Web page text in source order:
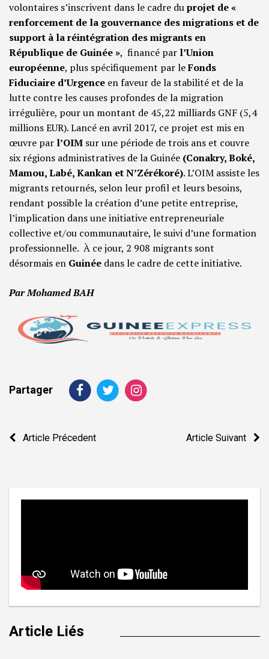
volontaires s’inscrivent dans le cadre duprojet de «
renforcement de la gouvernance des migrations et de
support à la réintégration des migrants en
République de Guinée », financé par l’Union
européenne, plus spécifiquement par leFonds
Fiduciaire d’Urgence en faveur de la stabilité et de la
lutte contre les causes profondes de la migration
irrégulière, pour un montant de 45,22 milliards GNF (5,4
millions EUR). Lancé en avril 2017, ce projet est mis en
œuvre par l’OIM sur une période de trois ans et couvre
six régions administratives de la Guinée (Conakry, Boké,
Mamou, Labé, Kankan et N’Zérékoré). L’OIM assiste les
migrants retournés, selon leur profil et leurs besoins,
rendant possible la création d’une petite entreprise,
l’implication dans une initiative entrepreneuriale
collective et/ou communautaire, le suivi d’une formation
professionnelle. À ce jour, 2 908 migrants sont
désormais en Guinée dans le cadre de cette initiative.
Par Mohamed BAH
Partager
Navigation
Article Précedent Article Suivant
Article Liés